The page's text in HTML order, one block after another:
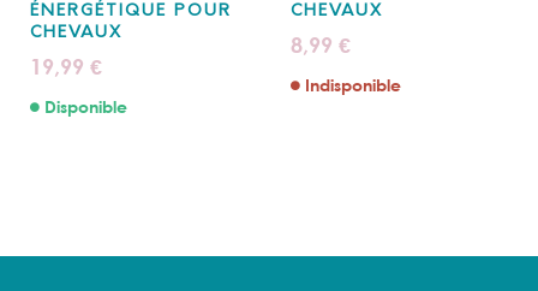
ÉNERGÉTIQUE POUR
CHEVAUX
19,99 €
Disponible
CHEVAUX
8,99 €
Indisponible